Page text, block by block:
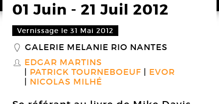
01 Juin - 21 Juil 2012
Vernissage le 31 Mai 2012
_ GALERIE MELANIE RIO NANTES
S EDGAR MARTINS
PATRICK TOURNEBOEUF
EVOR
NICOLAS MILHÉ